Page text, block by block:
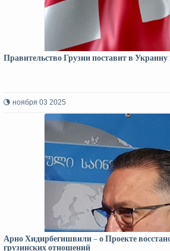
Правительство Грузии поставит в Украину
ноября 03 2025
Арно Хидирбегишвили – о Проекте
грузинских отношений